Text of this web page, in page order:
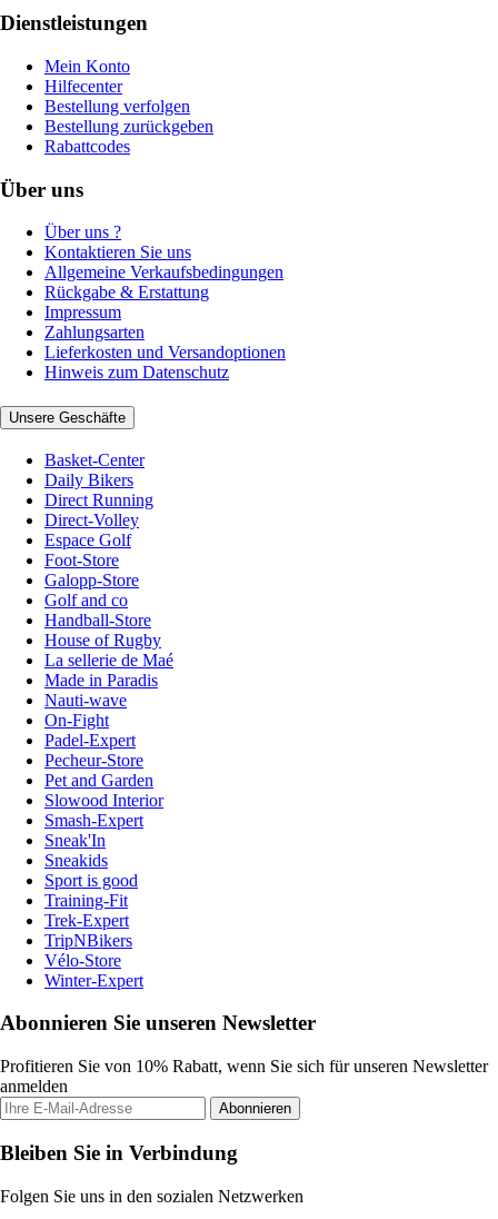
Dienstleistungen
Mein Konto
Hilfecenter
Bestellung verfolgen
Bestellung zurückgeben
Rabattcodes
Über uns
Über uns ?
Kontaktieren Sie uns
Allgemeine Verkaufsbedingungen
Rückgabe & Erstattung
Impressum
Zahlungsarten
Lieferkosten und Versandoptionen
Hinweis zum Datenschutz
Unsere Geschäfte
Basket-Center
Daily Bikers
Direct Running
Direct-Volley
Espace Golf
Foot-Store
Galopp-Store
Golf and co
Handball-Store
House of Rugby
La sellerie de Maé
Made in Paradis
Nauti-wave
On-Fight
Padel-Expert
Pecheur-Store
Pet and Garden
Slowood Interior
Smash-Expert
Sneak'In
Sneakids
Sport is good
Training-Fit
Trek-Expert
TripNBikers
Vélo-Store
Winter-Expert
Abonnieren Sie unseren Newsletter
Profitieren Sie von 10% Rabatt, wenn Sie sich für unseren Newsletter
anmelden
Abonnieren
Bleiben Sie in Verbindung
Folgen Sie uns in den sozialen Netzwerken